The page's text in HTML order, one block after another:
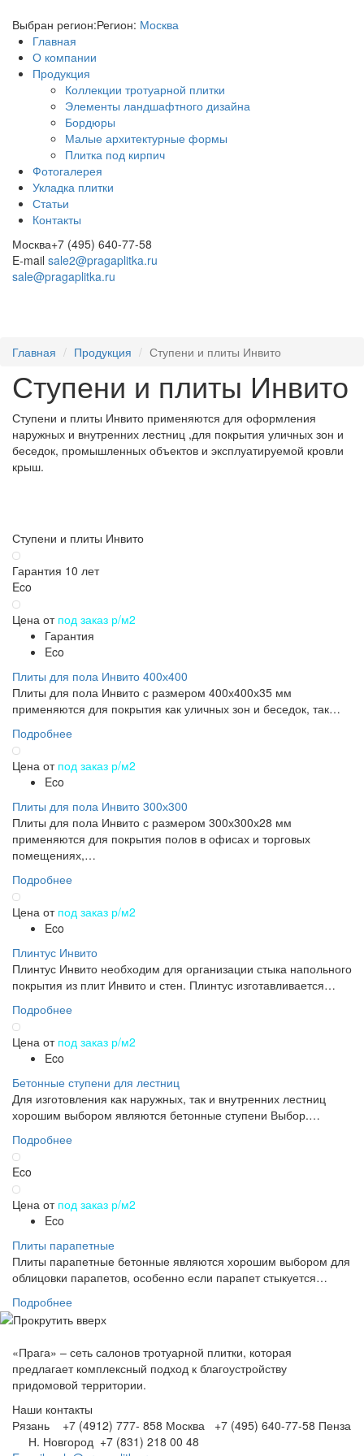
Выбран регион:Регион: Москва
Главная
О компании
Продукция
Коллекции тротуарной плитки
Элементы ландшафтного дизайна
Бордюры
Малые архитектурные формы
Плитка под кирпич
Фотогалерея
Укладка плитки
Статьи
Контакты
Москва+7 (495) 640-77-58
E-mail sale2@pragaplitka.ru
sale@pragaplitka.ru
Главная Продукция Ступени и плиты Инвито
Ступени и плиты Инвито
Ступени и плиты Инвито применяются для оформления
наружных и внутренних лестниц ,для покрытия уличных зон и
беседок, промышленных объектов и эксплуатируемой кровли
крыш.
Ступени и плиты Инвито
Гарантия 10 лет
Eco
Цена от под заказ р/м2
Гарантия
Eco
Плиты для пола Инвито 400х400
Плиты для пола Инвито с размером 400х400х35 мм
применяются для покрытия как уличных зон и беседок, так…
Подробнее
Цена от под заказ р/м2
Eco
Плиты для пола Инвито 300х300
Плиты для пола Инвито с размером 300х300х28 мм
применяются для покрытия полов в офисах и торговых
помещениях,…
Подробнее
Цена от под заказ р/м2
Eco
Плинтус Инвито
Плинтус Инвито необходим для организации стыка напольного
покрытия из плит Инвито и стен. Плинтус изготавливается…
Подробнее
Цена от под заказ р/м2
Eco
Бетонные ступени для лестниц
Для изготовления как наружных, так и внутренних лестниц
хорошим выбором являются бетонные ступени Выбор.…
Подробнее
Eco
Цена от под заказ р/м2
Eco
Плиты парапетные
Плиты парапетные бетонные являются хорошим выбором для
облицовки парапетов, особенно если парапет стыкуется…
Подробнее
«Прага» – сеть салонов тротуарной плитки, которая
предлагает комплексный подход к благоустройству
придомовой территории.
Наши контакты
Рязань +7 (4912) 777- 858 Москва +7 (495) 640-77-58 Пенза
Н. Новгород +7 (831) 218 00 48